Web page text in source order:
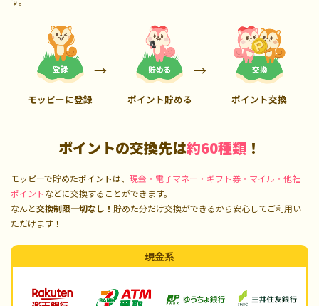
モッピーに登録 ポイント貯める ポイント交換
ポイントの交換先は約60種類 ！
モッピーで貯めたポイントは、 現金・電子マネー・ギフト券・マイル・他社
ポイントなどに交換することができます。
なんと交換制限一切なし！ 貯めた分だけ交換ができるから安心してご利用い
ただけます！
現金系